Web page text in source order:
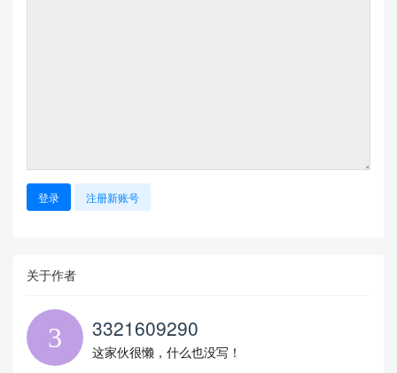
登录 注册新账号
关于作者
3321609290
这家伙很懒，什么也没写！